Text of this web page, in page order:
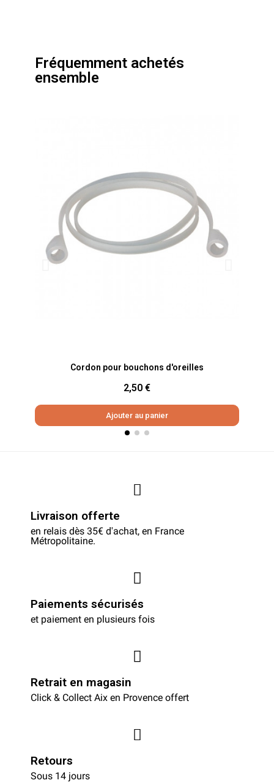
Fréquemment achetés
ensemble
Aperçu rapide
Cordon pour bouchons d'oreilles
2,50 €
Ajouter au panier
Livraison offerte
en relais dès 35€ d'achat, en France
Métropolitaine.
Paiements sécurisés
et paiement en plusieurs fois
Retrait en magasin
Click & Collect Aix en Provence offert
Retours
Sous 14 jours